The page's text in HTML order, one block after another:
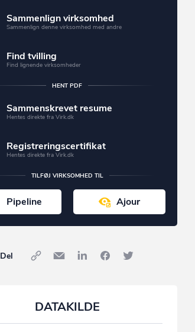
Sammenlign virksomhed
Sammenlign denne virksomhed med andre
Find tvilling
Find lignende virksomheder
HENT PDF
Sammenskrevet resume
Hentes direkte fra Virk.dk
Registreringscertifikat
Hentes direkte fra Virk.dk
TILFØJ VIRKSOMHED TIL
Pipeline Ajour
Del
DATAKILDE